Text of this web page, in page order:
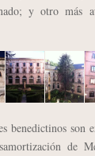
y otro más
son
de